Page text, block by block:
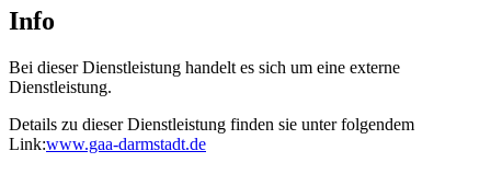
Info
Bei dieser Dienstleistung handelt es sich um eine externe
Dienstleistung.
Details zu dieser Dienstleistung finden sie unter folgendem
Link:www.gaa-darmstadt.de